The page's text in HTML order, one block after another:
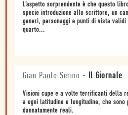
L’aspetto sorprendente è che questo
specie introduzione allo scrittore, un
generi, personaggi e punti di vista
quarto...
Gian Paolo Serino - Il Giornale
Visioni cupe e a volte terrificanti della
a ogni latitudine e longitudine, che sono
dannatamente reali.